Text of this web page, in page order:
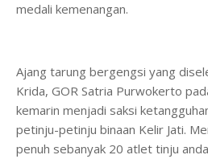
medali kemenangan.
​Ajang tarung bergengsi yang
Krida, GOR Satria Purwokerto
kemarin menjadi saksi
petinju-petinju binaan Kelir Jati.
penuh sebanyak 20 atlet tinju